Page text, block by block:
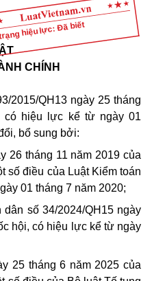
hiệu lực: Đã biết
CHÍNH
2015/QH13 ngày 25 tháng
có hiệu lực kể từ ngày 01
bổ sung bởi:
26 tháng 11 năm 2019 của
số điều của Luật Kiểm toán
01 tháng 7 năm 2020;
số 34/2024/QH15 ngày
hội, có hiệu lực kể từ ngày
25 tháng 6 năm 2025 của